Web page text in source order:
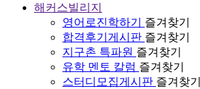
해커스빌리지
영어로진학하기
즐겨찾기
합격후기게시판 즐겨찾기
지구촌 특파원 즐겨찾기
유학 멘토 칼럼 즐겨찾기
스터디모집게시판 즐겨찾기